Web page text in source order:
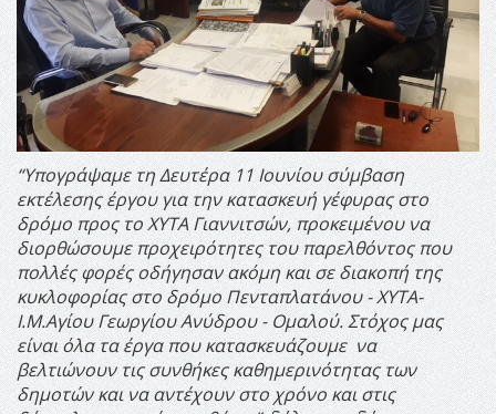
“Υπογράψαμε τη Δευτέρα 11 Ιουνίου σύμβαση
εκτέλεσης έργου για την κατασκευή γέφυρας στο
δρόμο προς το ΧΥΤΑ Γιαννιτσών, προκειμένου να
διορθώσουμε προχειρότητες του παρελθόντος που
πολλές φορές οδήγησαν ακόμη και σε διακοπή της
κυκλοφορίας στο δρόμο Πενταπλατάνου - ΧΥΤΑ-
Ι.Μ.Αγίου Γεωργίου Ανύδρου - Ομαλού. Στόχος μας
είναι όλα τα έργα που κατασκευάζουμε να
βελτιώνουν τις συνθήκες καθημερινότητας των
δημοτών και να αντέχουν στο χρόνο και στις